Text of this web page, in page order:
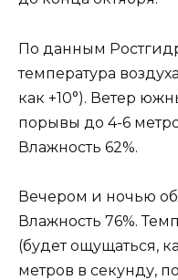
По данным
температура
как +10°). Ветер
порывы до 4-6
Влажность 62%.
Вечером и ночью
Влажность 76%.
(будет ощущаться,
метров в секунду,